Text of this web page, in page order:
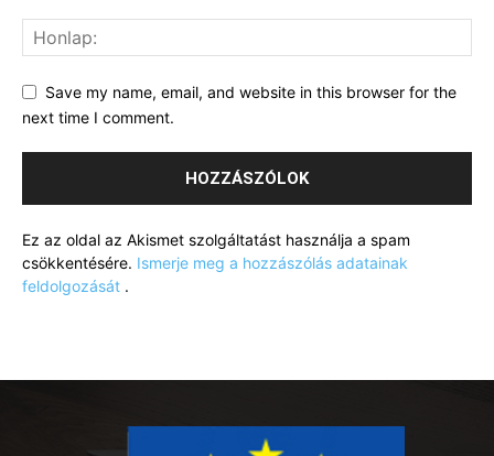
Save my name, email, and website in this browser for the
next time I comment.
Ez az oldal az Akismet szolgáltatást használja a spam
csökkentésére. Ismerje meg a hozzászólás adatainak
feldolgozását .